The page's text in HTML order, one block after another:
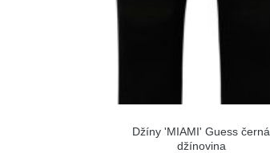
Džíny 'MIAMI' Guess černá
džínovina